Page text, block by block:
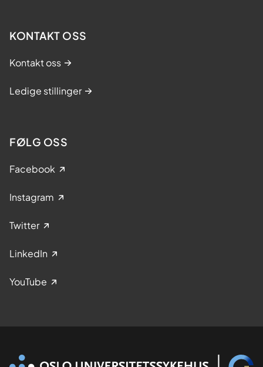
KONTAKT OSS
Kontakt oss
Ledige stillinger
FØLG OSS
Facebook
Instagram
Twitter
LinkedIn
YouTube